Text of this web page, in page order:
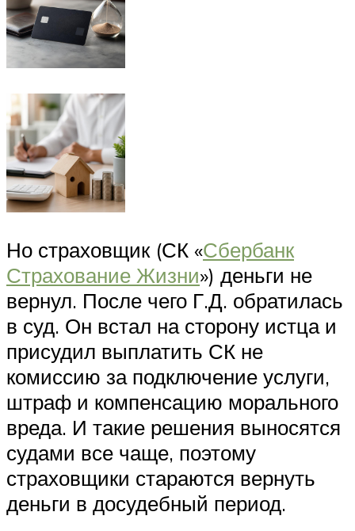
Но страховщик (СК «Сбербанк
Страхование Жизни») деньги не
вернул. После чего Г.Д. обратилась
в суд. Он встал на сторону истца и
присудил выплатить СК не
комиссию за подключение услуги,
штраф и компенсацию морального
вреда. И такие решения выносятся
судами все чаще, поэтому
страховщики стараются вернуть
деньги в досудебный период.